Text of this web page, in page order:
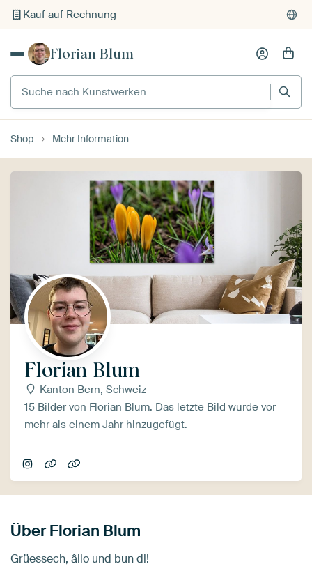
Kauf auf Rechnung
Individueller Druck auf Bestellung
Florian Blum
Suche nach Kunstwerken
Shop Mehr Information
Florian Blum
Kanton Bern, Schweiz
15 Bilder von Florian Blum. Das letzte Bild wurde vor
mehr als einem Jahr hinzugefügt.
Über Florian Blum
Grüessech, âllo und bun di!